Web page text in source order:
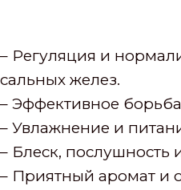
– Регуляция и
сальных желез.
– Эффективное
– Увлажнение и
– Блеск, послушность
– Приятный аромат и